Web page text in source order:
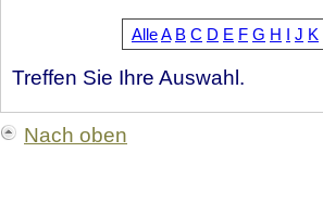
AlleA B C D E F G H I J K
Treffen Sie Ihre Auswahl.
Nach oben